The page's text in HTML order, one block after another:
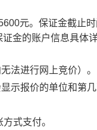
元。保证金截止
金的账户信息具体
法进行网上竞价）。
示报价的单位和第几
式支付。